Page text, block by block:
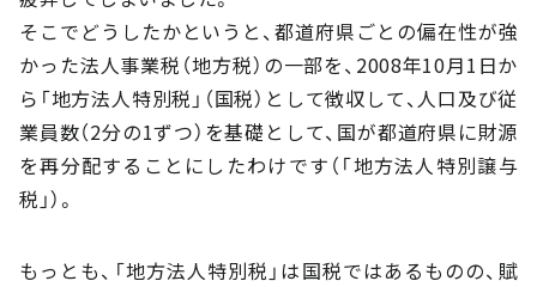
そこでどうしたかというと、都道府県ごとの偏在性が強
かった法人事業税（地方税）の一部を、2008年10月1日か
ら「地方法人特別税」（国税）として徴収して、人口及び従
業員数（2分の1ずつ）を基礎として、国が都道府県に財源
を再分配することにしたわけです（「地方法人特別譲与
税」）。
もっとも、「地方法人特別税」は国税ではあるものの、賦